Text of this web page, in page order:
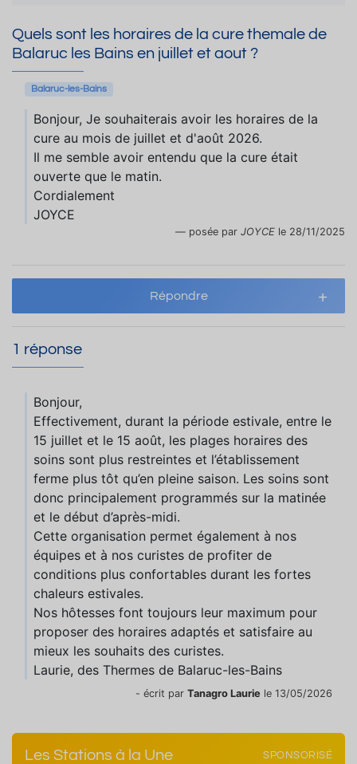
Quels sont les horaires de la cure themale de
Balaruc les Bains en juillet et aout ?
Balaruc-les-Bains
Bonjour, Je souhaiterais avoir les horaires de la
cure au mois de juillet et d'août 2026.
Il me semble avoir entendu que la cure était
ouverte que le matin.
Cordialement
JOYCE
posée par JOYCE le 28/11/2025
Répondre
1 réponse
Bonjour,
Effectivement, durant la période estivale, entre le
15 juillet et le 15 août, les plages horaires des
soins sont plus restreintes et l’établissement
ferme plus tôt qu’en pleine saison. Les soins sont
donc principalement programmés sur la matinée
et le début d’après-midi.
Cette organisation permet également à nos
équipes et à nos curistes de profiter de
conditions plus confortables durant les fortes
chaleurs estivales.
Nos hôtesses font toujours leur maximum pour
proposer des horaires adaptés et satisfaire au
mieux les souhaits des curistes.
Laurie, des Thermes de Balaruc-les-Bains
- écrit par Tanagro Laurie le 13/05/2026
Les Stations à la Une SPONSORISÉ